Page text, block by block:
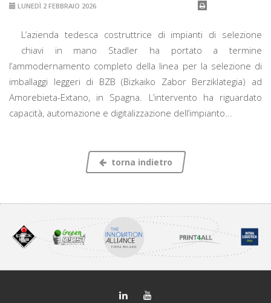
LUNEDÌ 2 FEBBRAIO 2026
L’azienda tedesca costruttrice di impianti di selezione
chiavi in mano Stadler ha portato a termine
l’ammodernamento completo della linea per la selezione di
imballaggi leggeri di BZB (Bizkaiko Zabor Berziklategia) ad
Amorebieta-Extano, in Spagna. L’intervento ha riguardato
capacità, automazione e digitalizzazione dell’impianto...
torna indietro